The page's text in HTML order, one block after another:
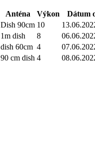
Anténa Výkon
Dátum
Dish 90cm 10
1m dish 8
dish 60cm 4
90 cm dish 4